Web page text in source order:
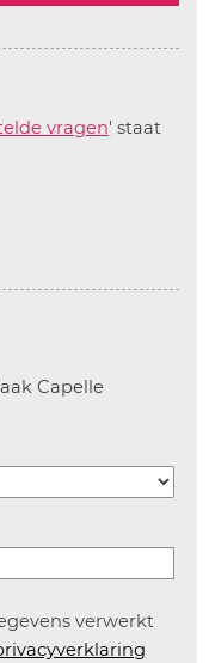
vragen' staat
CapelleAanvinken
om informatie over
verwerkt